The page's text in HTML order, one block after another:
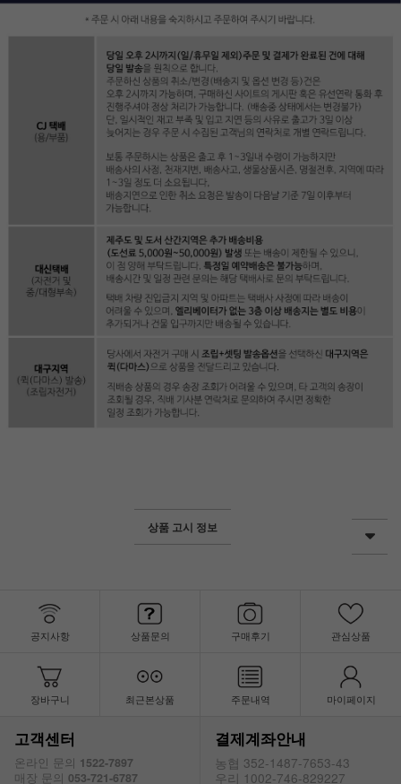
상품 고시 정보
공지사항 상품문의 구매후기 관심상품
장바구니 최근본상품 주문내역 마이페이지
고객센터
온라인 문의 1522-7897
매장 문의 053-721-6787
결제계좌안내
농협 352-1487-7653-43
우리 1002-746-829227